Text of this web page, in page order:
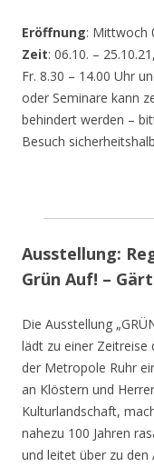
Eröffnung: Mittwoch
Zeit: 06.10. –
Fr. 8.30 – 14.00 Uhr
oder Seminare kann
behindert werden –
Besuch
Ausstellung:
Grün Auf! –
Die Ausstellung
lädt zu einer Zeitreise
der Metropole Ruhr
an Klöstern und
Kulturlandschaft,
nahezu 100 Jahren
und leitet über zu den